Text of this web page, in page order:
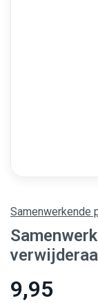
Samenwerkende
9,95